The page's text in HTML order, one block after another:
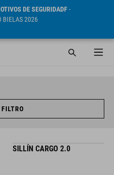
DE SEGURIDADF-
BIELAS 2026
FILTRO
SILLÍN CARGO 2.0